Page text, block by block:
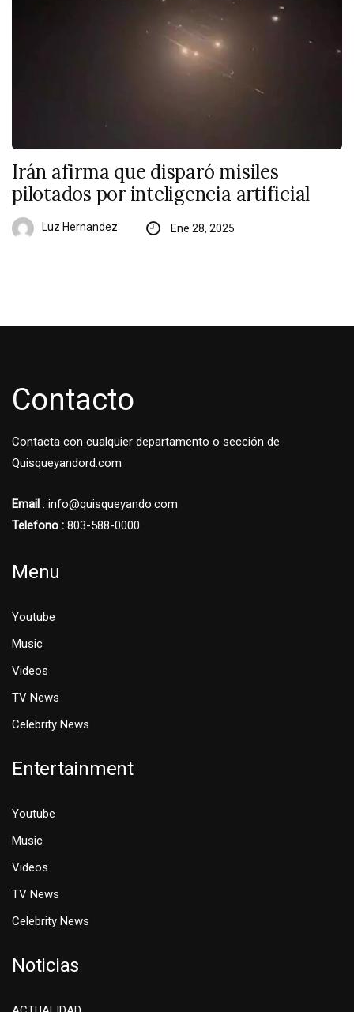
Irán afirma que disparó misiles
pilotados por inteligencia artificial
Luz Hernandez Ene 28, 2025
Contacto
Contacta con cualquier departamento o sección de
Quisqueyandord.com
Email : info@quisqueyando.com
Telefono : 803-588-0000
Menu
Youtube
Music
Videos
TV News
Celebrity News
Entertainment
Youtube
Music
Videos
TV News
Celebrity News
Noticias